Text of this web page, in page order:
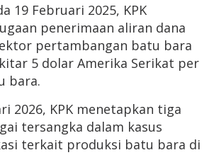
19 Februari 2025, KPK
penerimaan aliran dana
pertambangan batu bara
5 dolar Amerika Serikat per
bara.
2026, KPK menetapkan tiga
tersangka dalam kasus
terkait produksi batu bara di